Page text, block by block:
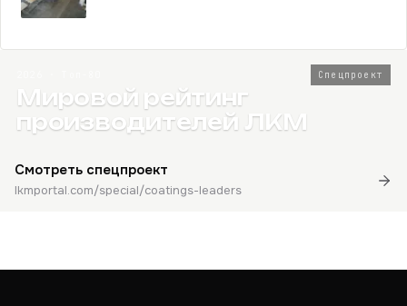
Спецпроект
Мировой рейтинг
производителей ЛКМ
Смотреть спецпроект
lkmportal.com/special/coatings-leaders